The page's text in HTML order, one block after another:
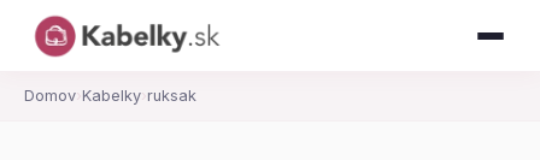
Domov› Kabelky› ruksak